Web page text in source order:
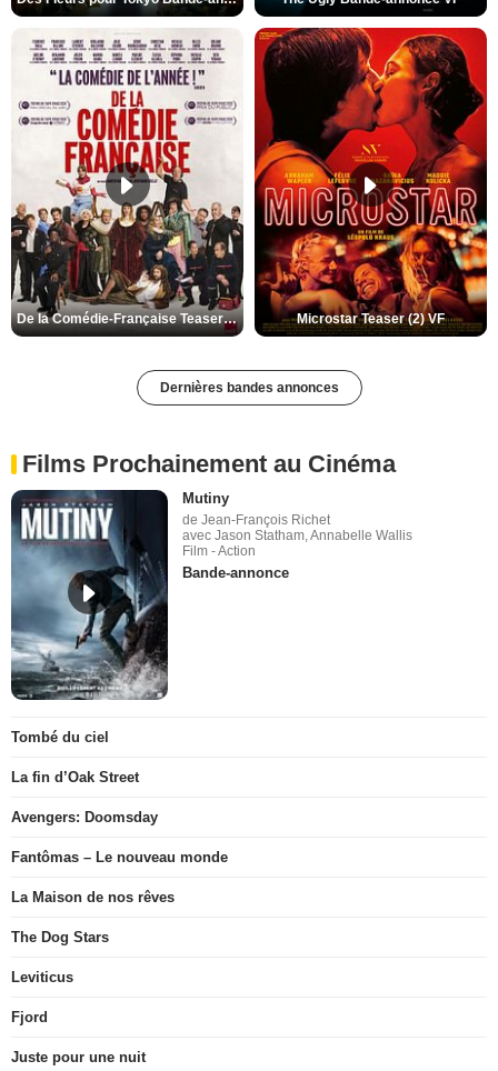
De la Comédie-Française Teaser (3) VF Microstar Teaser (2) VF
Dernières bandes annonces
Films Prochainement au Cinéma
Mutiny
de Jean-François Richet
avec Jason Statham, Annabelle Wallis
Film - Action
Bande-annonce
Tombé du ciel
La fin d’Oak Street
Avengers: Doomsday
Fantômas – Le nouveau monde
La Maison de nos rêves
The Dog Stars
Leviticus
Fjord
Juste pour une nuit